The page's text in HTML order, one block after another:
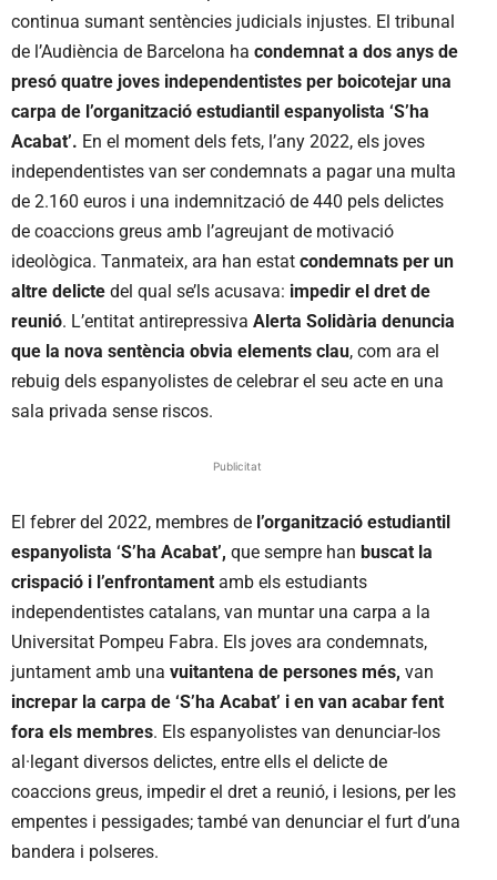
continua sumant sentències judicials injustes. El tribunal
de l’Audiència de Barcelona ha condemnat a dos anys de
presó quatre joves independentistes per boicotejar una
carpa de l’organització estudiantil espanyolista ‘S’ha
Acabat’. En el moment dels fets, l’any 2022, els joves
independentistes van ser condemnats a pagar una multa
de 2.160 euros i una indemnització de 440 pels delictes
de coaccions greus amb l’agreujant de motivació
ideològica. Tanmateix, ara han estat condemnats per un
altre delicte del qual se’ls acusava: impedir el dret de
reunió. L’entitat antirepressiva Alerta Solidària denuncia
que la nova sentència obvia elements clau, com ara el
rebuig dels espanyolistes de celebrar el seu acte en una
sala privada sense riscos.
Publicitat
El febrer del 2022, membres de l’organització estudiantil
espanyolista ‘S’ha Acabat’, que sempre han buscat la
crispació i l’enfrontament amb els estudiants
independentistes catalans, van muntar una carpa a la
Universitat Pompeu Fabra. Els joves ara condemnats,
juntament amb una vuitantena de persones més, van
increpar la carpa de ‘S’ha Acabat’ i en van acabar fent
fora els membres. Els espanyolistes van denunciar-los
al·legant diversos delictes, entre ells el delicte de
coaccions greus, impedir el dret a reunió, i lesions, per les
empentes i pessigades; també van denunciar el furt d’una
bandera i polseres.